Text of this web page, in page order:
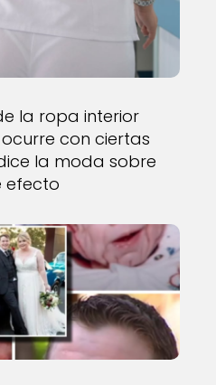
la ropa interior
con ciertas
la moda sobre
efecto